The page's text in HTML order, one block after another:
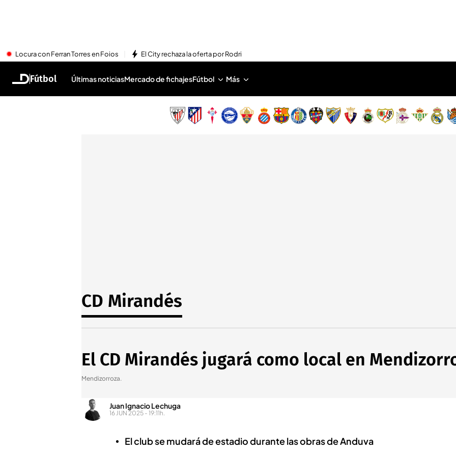
Locura con Ferran Torres en Foios El City rechaza la oferta por Rodri
Fútbol Últimas noticiasMercado de fichajesFútbol Más
CD Mirandés
El CD Mirandés jugará como local en
Mendizorroza.
Juan Ignacio Lechuga
16 JUN 2025 - 19:11h.
El club se mudará de estadio durante las obras de Anduva